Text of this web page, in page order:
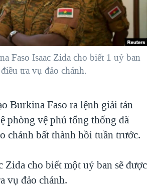
NGOẠI
CỬ 2024
TRANH TẠI DẢI GAZA
& CON ĐƯỜNG
GIỚI
– XƯA VÀ NAY
AFGHANISTAN
KIM TẠI VIỆT NAM
VS. CHÍNH PHỦ VIỆT NAM
Faso Isaac Zida cho biết 1 uỷ ban
tra vụ đảo chánh.
Burkina Faso ra lệnh giải tán
phòng vệ phủ tổng thống đã
chánh bất thành hồi tuần trước.
Zida cho biết một uỷ ban sẽ được
vụ đảo chánh.